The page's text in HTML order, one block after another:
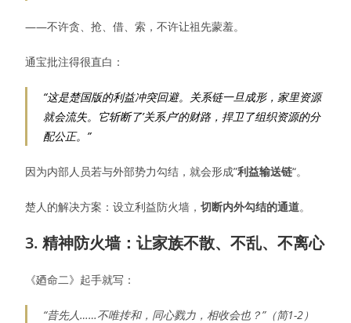
——不许贪、抢、借、索，不许让祖先蒙羞。
通宝批注得很直白：
“这是楚国版的利益冲突回避。关系链一旦成形，家里资源
就会流失。它斩断了’关系户’的财路，捍卫了组织资源的分
配公正。”
因为内部人员若与外部势力勾结，就会形成”利益输送链“。
楚人的解决方案：设立利益防火墙，切断内外勾结的通道。
3. 精神防火墙：让家族不散、不乱、不离心
《廼命二》起手就写：
“昔先人……不唯抟和，同心戮力，相收会也？”（简1-2）